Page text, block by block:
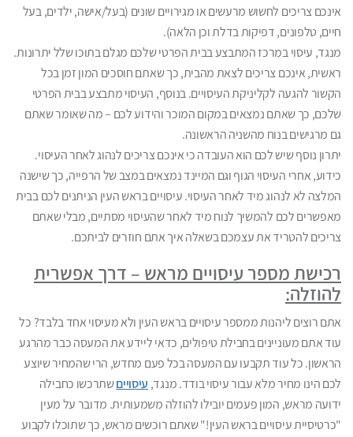
אינכם צריכים לחשוש מרעשים או מגירויים שונים (בעל/אישה, ילדים, בעל
חיים, טלפונים, דפיקות בדלת וכן הלאה).
מנגד, עיסוי במרכז המתבצע בבית הפרטי שלכם מגלם בתוכו שלל יתרונות.
ראשית, אינכם צריכים לצאת מהבית, כך שאתם חוסכים המון זמן בכל
הקשור להגעה לקליניקת העיסויים. בנוסף, העיסוי מתבצע בבית הפרטי
שלכם, כך שאתם נמצאים במקום המוכר והידוע לכם – מה שאומר שאתם
גם מרגישים בנוח מהשניה הראשונה.
יתרון נוסף שיש לכם הוא העובדה כי אינכם צריכים לנהוג לאחר העיסוי.
כידוע, אחרי העיסוי הגוף וגם המיינד נמצאים במצב של הרפייה, כך שישנה
המלצה לא לנהוג מיד לאחר העיסוי. עיסויים בראש העין הניתנים לכם בבית
מאפשרים לכם להמשיך לנוח מיד לאחר שהעיסוי מסתיים, מבלי שאתם
צריכים להטריד את עצמכם בשאלה איך אתם חוזרים לביתכם.
רכישת מספר עיסויים מראש – דרך אפשרית
להוזלה:
אתם רוצים ליהנות ממספר עיסויים בראש העין ולא מעיסוי אחד בלבד? כל
עוד אתם מעוניינים בחבילת טיפולים, כדאי ליידע את המעסה כבר מהרגע
הראשון. כל עוד תקבעו עם המעסה בכל פעם מחדש, הרי שהמחיר שיוצע
לכם הינו מחיר מלא עבור עיסוי בודד. מנגד, עיסוייםשתרכשו כחבילה
ידועה מראש, המון פעמים יובילו להוזלה משמעותית. מדובר על מעין
"כרטיסיית עיסויים בראש העין!" שאתם רוכשים מראש, כך שתוכלו לקבוע